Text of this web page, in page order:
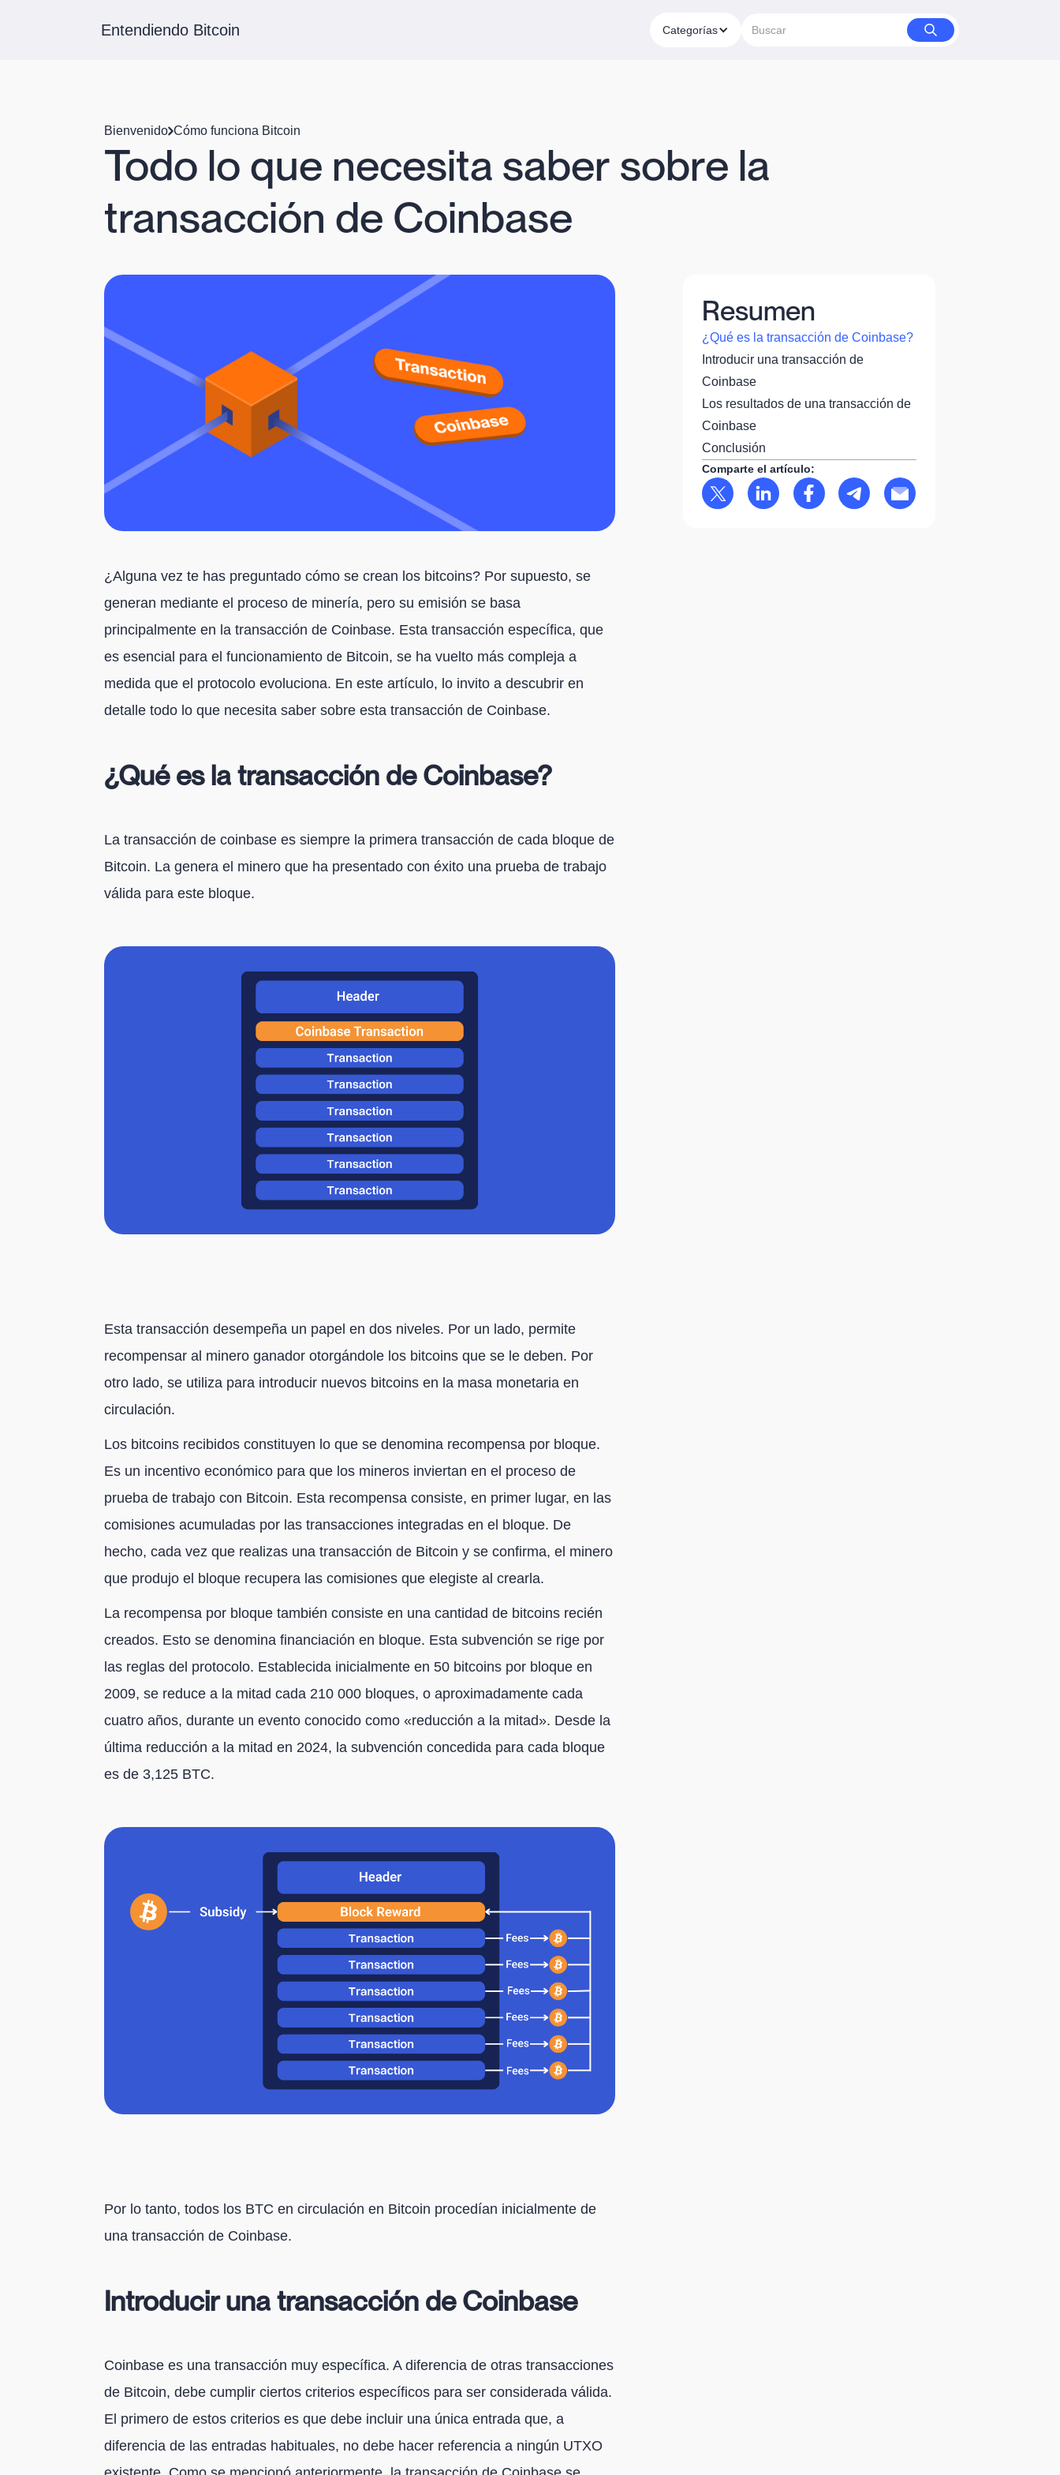
Entendiendo Bitcoin Categorías
Bienvenido Cómo funciona Bitcoin
Todo lo que necesita saber sobre la
transacción de Coinbase
¿Alguna vez te has preguntado cómo se crean los bitcoins? Por supuesto, se
generan mediante el proceso de minería, pero su emisión se basa
principalmente en la transacción de Coinbase. Esta transacción específica, que
es esencial para el funcionamiento de Bitcoin, se ha vuelto más compleja a
medida que el protocolo evoluciona. En este artículo, lo invito a descubrir en
detalle todo lo que necesita saber sobre esta transacción de Coinbase.
¿Qué es la transacción de Coinbase?
La transacción de coinbase es siempre la primera transacción de cada bloque de
Bitcoin. La genera el minero que ha presentado con éxito una prueba de trabajo
válida para este bloque.
Esta transacción desempeña un papel en dos niveles. Por un lado, permite
recompensar al minero ganador otorgándole los bitcoins que se le deben. Por
otro lado, se utiliza para introducir nuevos bitcoins en la masa monetaria en
circulación.
Los bitcoins recibidos constituyen lo que se denomina recompensa por bloque.
Es un incentivo económico para que los mineros inviertan en el proceso de
prueba de trabajo con Bitcoin. Esta recompensa consiste, en primer lugar, en las
comisiones acumuladas por las transacciones integradas en el bloque. De
hecho, cada vez que realizas una transacción de Bitcoin y se confirma, el minero
que produjo el bloque recupera las comisiones que elegiste al crearla.
La recompensa por bloque también consiste en una cantidad de bitcoins recién
creados. Esto se denomina financiación en bloque. Esta subvención se rige por
las reglas del protocolo. Establecida inicialmente en 50 bitcoins por bloque en
2009, se reduce a la mitad cada 210 000 bloques, o aproximadamente cada
cuatro años, durante un evento conocido como «reducción a la mitad». Desde la
última reducción a la mitad en 2024, la subvención concedida para cada bloque
es de 3,125 BTC.
Por lo tanto, todos los BTC en circulación en Bitcoin procedían inicialmente de
una transacción de Coinbase.
Introducir una transacción de Coinbase
Coinbase es una transacción muy específica. A diferencia de otras transacciones
de Bitcoin, debe cumplir ciertos criterios específicos para ser considerada válida.
El primero de estos criterios es que debe incluir una única entrada que, a
diferencia de las entradas habituales, no debe hacer referencia a ningún UTXO
Resumen
¿Qué es la transacción de Coinbase?
Introducir una transacción de
Coinbase
Los resultados de una transacción de
Coinbase
Conclusión
Comparte el artículo: